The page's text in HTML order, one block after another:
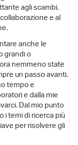
agli scambi.
e al
anche le
grandi o
nemmeno state
un passo avanti.
tempo e
e dalla mie
Dal mio punto
i temi di ricerca più
per risolvere gli